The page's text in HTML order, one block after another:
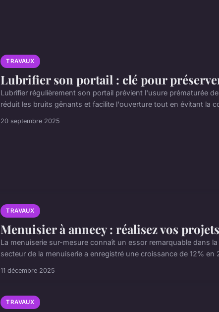
TRAVAUX
Lubrifier son portail : clé pour
Lubrifier régulièrement son portail prévient l'usure prématurée
réduit les bruits gênants et facilite l'ouverture tout en évitant la
20 septembre 2025
TRAVAUX
Menuisier à annecy : réalisez vos
La menuiserie sur-mesure connaît un essor remarquable dans
secteur de la menuiserie a enregistré une croissance de 12% en
11 décembre 2025
TRAVAUX